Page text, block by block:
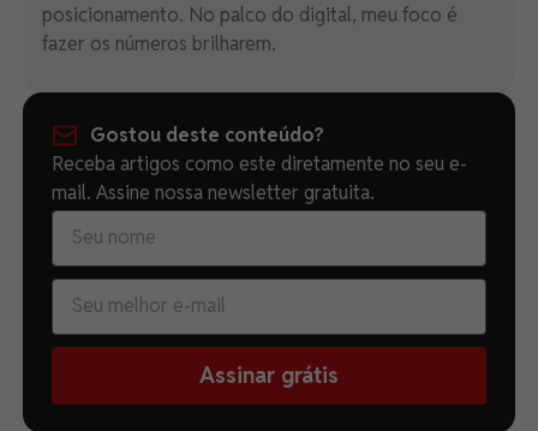
posicionamento. No palco do digital, meu foco é
fazer os números brilharem.
Gostou deste conteúdo?
Receba artigos como este diretamente no seu e-
mail. Assine nossa newsletter gratuita.
Assinar grátis